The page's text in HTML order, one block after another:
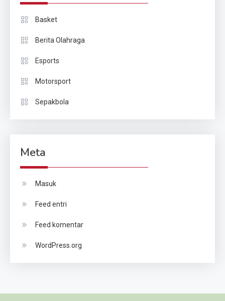
Basket
Berita Olahraga
Esports
Motorsport
Sepakbola
Meta
Masuk
Feed entri
Feed komentar
WordPress.org